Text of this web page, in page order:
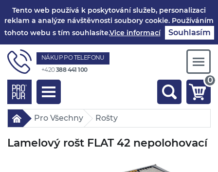
Tento web používá k poskytování služeb, personalizaci
reklam a analýze návštěvnosti soubory cookie. Používáním
tohoto webu s tím souhlasíte.Vice informací Souhlasím
NÁKUP PO TELEFONU
+420388 441 100
Toggle
navigation
0
Pro Všechny Rošty
Lamelový rošt FLAT 42 nepolohovací